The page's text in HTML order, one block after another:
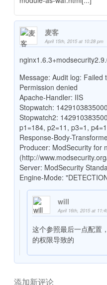
麦客
April 15th, 2015 at 10:28 pm
Message: Audit log: Failed
Permission denied
Apache-Handler: IIS
Stopwatch:
Stopwatch2:
p1=184, p2=11, p3=1,
Response-Body-
Producer: ModSecurity for
(http://
Server: ModSecurity
Engine-Mode:
will
April 16th, 2015 at
这个参照最后一点配置
的权限导致的
添加新评论